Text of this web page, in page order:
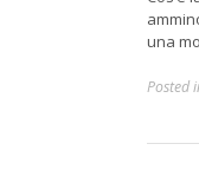
una
Posted